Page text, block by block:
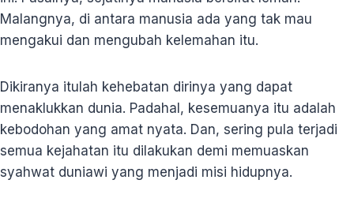
Malangnya, di antara manusia ada yang tak mau
mengakui dan mengubah kelemahan itu.
Dikiranya itulah kehebatan dirinya yang dapat
menaklukkan dunia. Padahal, kesemuanya itu adalah
kebodohan yang amat nyata. Dan, sering pula terjadi
semua kejahatan itu dilakukan demi memuaskan
syahwat duniawi yang menjadi misi hidupnya.